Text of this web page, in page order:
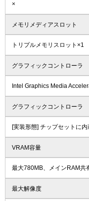
×
メモリメディアスロット
トリプルメモリスロット×1
グラフィックコントローラ
Intel Graphics Media
グラフィックコントローラ
[実装形態] チップセットに内
VRAM容量
最大780MB、メインRAM共
最大解像度